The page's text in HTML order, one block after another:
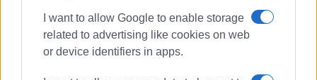
I want to allow Google to enable storage
related to advertising like cookies on web
or device identifiers in apps.